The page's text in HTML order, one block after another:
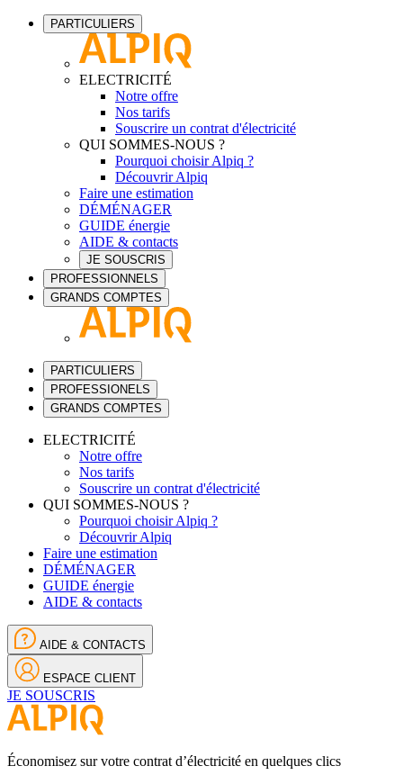
PARTICULIERS
ELECTRICITÉ
Notre offre
Nos tarifs
Souscrire un contrat d'électricité
QUI SOMMES-NOUS ?
Pourquoi choisir Alpiq ?
Découvrir Alpiq
Faire une estimation
DÉMÉNAGER
GUIDE énergie
AIDE & contacts
JE SOUSCRIS
PROFESSIONNELS
GRANDS COMPTES
PARTICULIERS
PROFESSIONELS
GRANDS COMPTES
ELECTRICITÉ
Notre offre
Nos tarifs
Souscrire un contrat d'électricité
QUI SOMMES-NOUS ?
Pourquoi choisir Alpiq ?
Découvrir Alpiq
Faire une estimation
DÉMÉNAGER
GUIDE énergie
AIDE & contacts
AIDE & CONTACTS
ESPACE CLIENT
JE SOUSCRIS
Économisez sur votre contrat d’électricité en quelques clics